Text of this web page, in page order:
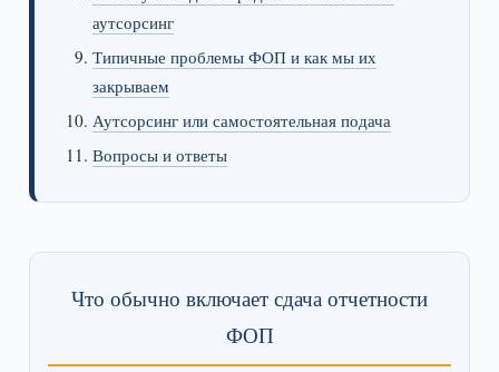
аутсорсинг
Типичные проблемы ФОП и как мы их
закрываем
Аутсорсинг или самостоятельная подача
Вопросы и ответы
Что обычно включает сдача отчетности
ФОП